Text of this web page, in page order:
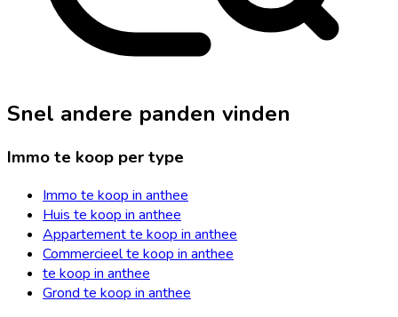
Snel andere panden vinden
Immo te koop per type
Immo te koop in anthee
Huis te koop in anthee
Appartement te koop in anthee
Commercieel te koop in anthee
te koop in anthee
Grond te koop in anthee